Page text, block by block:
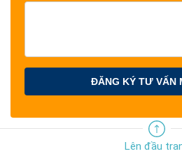
ĐĂNG KÝ TƯ VẤN
Lên đầu